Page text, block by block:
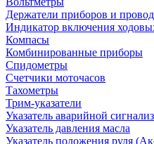
Держатели приборов и
Индикатор включения
Компасы
Комбинированные приборы
Спидометры
Счетчики моточасов
Тахометры
Трим-указатели
Указатель аварийной
Указатель давления масла
Указатель положения руля